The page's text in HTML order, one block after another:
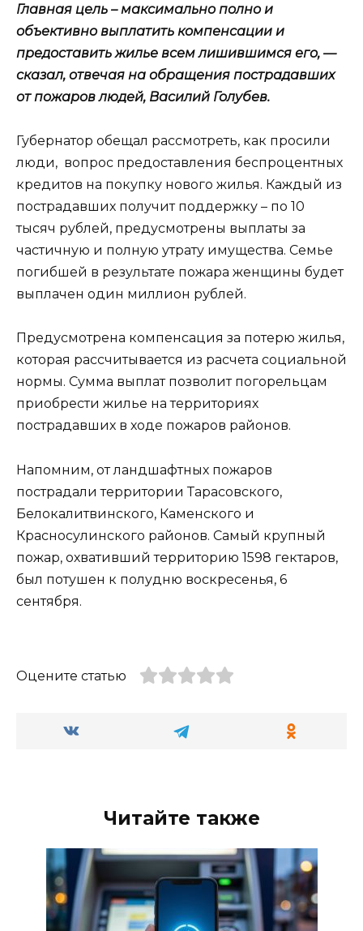
Главная цель – максимально полно и
объективно выплатить компенсации и
предоставить жилье всем лишившимся его, —
сказал, отвечая на обращения пострадавших
от пожаров людей, Василий Голубев.
Губернатор обещал рассмотреть, как просили
люди, вопрос предоставления беспроцентных
кредитов на покупку нового жилья. Каждый из
пострадавших получит поддержку – по 10
тысяч рублей, предусмотрены выплаты за
частичную и полную утрату имущества. Семье
погибшей в результате пожара женщины будет
выплачен один миллион рублей.
Предусмотрена компенсация за потерю жилья,
которая рассчитывается из расчета социальной
нормы. Сумма выплат позволит погорельцам
приобрести жилье на территориях
пострадавших в ходе пожаров районов.
Напомним, от ландшафтных пожаров
пострадали территории Тарасовского,
Белокалитвинского, Каменского и
Красносулинского районов. Самый крупный
пожар, охвативший территорию 1598 гектаров,
был потушен к полудню воскресенья, 6
сентября.
Оцените статью
Читайте также